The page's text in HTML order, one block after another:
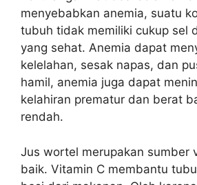
menyebabkan anemia, suatu
tubuh tidak memiliki cukup sel
yang sehat. Anemia dapat
kelelahan, sesak napas, dan
hamil, anemia juga dapat
kelahiran prematur dan berat
rendah.
Jus wortel merupakan sumber
baik. Vitamin C membantu